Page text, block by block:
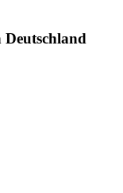
Deutschland